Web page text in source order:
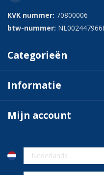
KVK nummer: 70800006
btw-nummer:
Categorieën
Informatie
Mijn account